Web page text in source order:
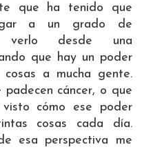
que ha tenido que
a un grado de
verlo desde una
que hay un poder
a mucha gente.
cáncer, o que
cómo ese poder
cosas cada día.
esa perspectiva me